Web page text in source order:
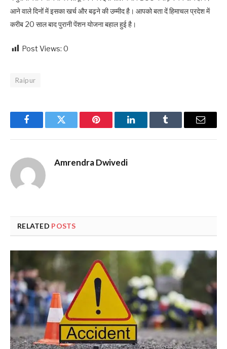
आने वाले द‍िनों में इसका खर्च और बढ़ने की उम्‍मीद है। आपको बता दें ह‍िमाचल प्रदेश में
करीब 20 साल बाद पुरानी पेंशन योजना बहाल हुई है।
Post Views: 0
Raipur
FacebookTwitter Pinterest LinkedInTumblr Email
Amrendra Dwivedi
RELATED POSTS